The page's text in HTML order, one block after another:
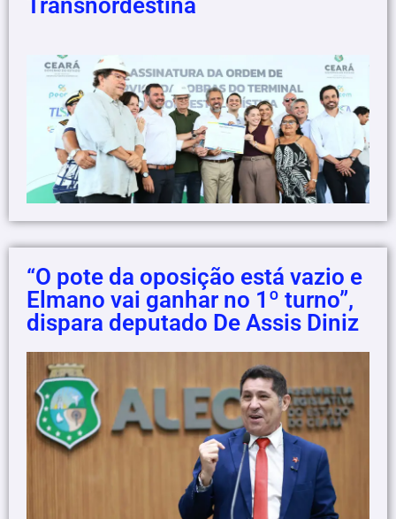
Transnordestina
“O pote da oposição está vazio e
Elmano vai ganhar no 1º turno”,
dispara deputado De Assis Diniz